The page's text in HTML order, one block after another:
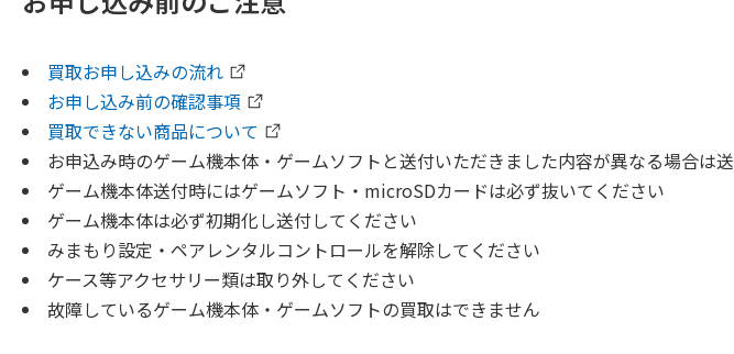
買取お申し込みの流れ
お申し込み前の確認事項
買取できない商品について
お申込み時のゲーム機本体・ゲームソフトと送付いただきました内容が異なる場合は
ゲーム機本体送付時にはゲームソフト・microSDカードは必ず抜いてください
ゲーム機本体は必ず初期化し送付してください
みまもり設定・ペアレンタルコントロールを解除してください
ケース等アクセサリー類は取り外してください
故障しているゲーム機本体・ゲームソフトの買取はできません